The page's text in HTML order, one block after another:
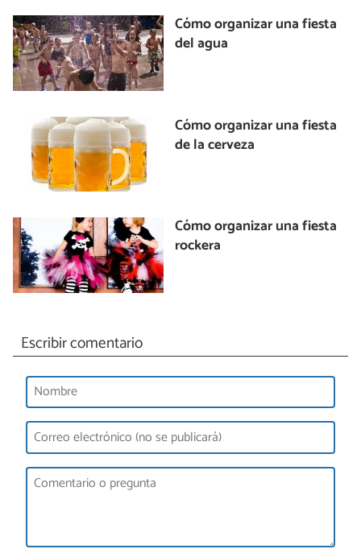
Cómo organizar una fiesta
del agua
Cómo organizar una fiesta
de la cerveza
Cómo organizar una fiesta
rockera
Escribir comentario